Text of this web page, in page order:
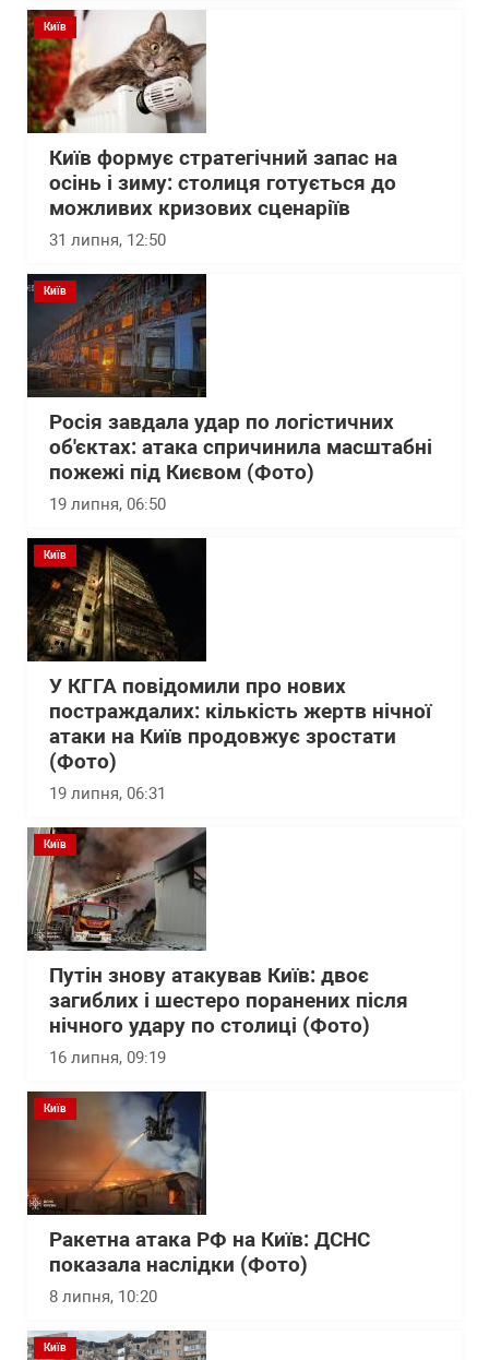
Київ
Київ формує стратегічний запас на
осінь і зиму: столиця готується до
можливих кризових сценаріїв
31 липня, 12:50
Київ
Росія завдала удар по логістичних
об'єктах: атака спричинила масштабні
пожежі під Києвом (Фото)
19 липня, 06:50
Київ
У КГГА повідомили про нових
постраждалих: кількість жертв нічної
атаки на Київ продовжує зростати
(Фото)
19 липня, 06:31
Київ
Путін знову атакував Київ: двоє
загиблих і шестеро поранених після
нічного удару по столиці (Фото)
16 липня, 09:19
Київ
Ракетна атака РФ на Київ: ДСНС
показала наслідки (Фото)
8 липня, 10:20
Київ